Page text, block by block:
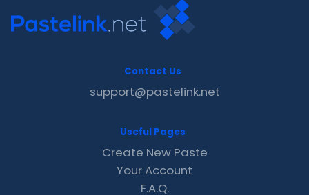
Contact Us
support@pastelink.net
Useful Pages
Create New Paste
Your Account
F.A.Q.